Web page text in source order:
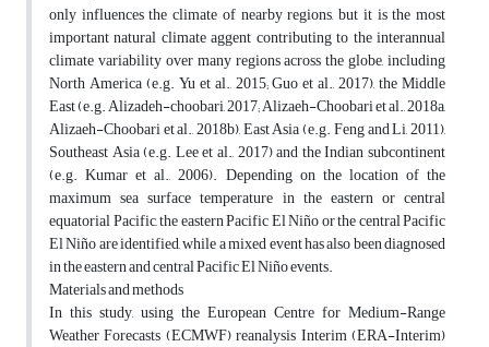
only influences the climate of nearby regions, but it is the most
important natural climate aggent contributing to the interannual
climate variability over many regions across the globe, including
North America (e.g. Yu et al., 2015; Guo et al., 2017), the Middle
East (e.g. Alizadeh-choobari, 2017; Alizaeh-Choobari et al., 2018a,
Alizaeh-Choobari et al., 2018b), East Asia (e.g. Feng and Li, 2011),
Southeast Asia (e.g. Lee et al., 2017) and the Indian subcontinent
(e.g. Kumar et al., 2006). Depending on the location of the
maximum sea surface temperature in the eastern or central
equatorial Pacific, the eastern Pacific El Niño or the central Pacific
El Niño are identified, while a mixed event has also been diagnosed
in the eastern and central Pacific El Niño events.
Materials and methods
In this study, using the European Centre for Medium-Range
Weather Forecasts (ECMWF) reanalysis Interim (ERA-Interim)